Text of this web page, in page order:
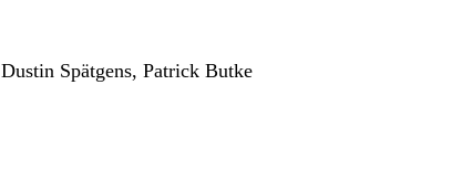
Spätgens, Patrick Butke